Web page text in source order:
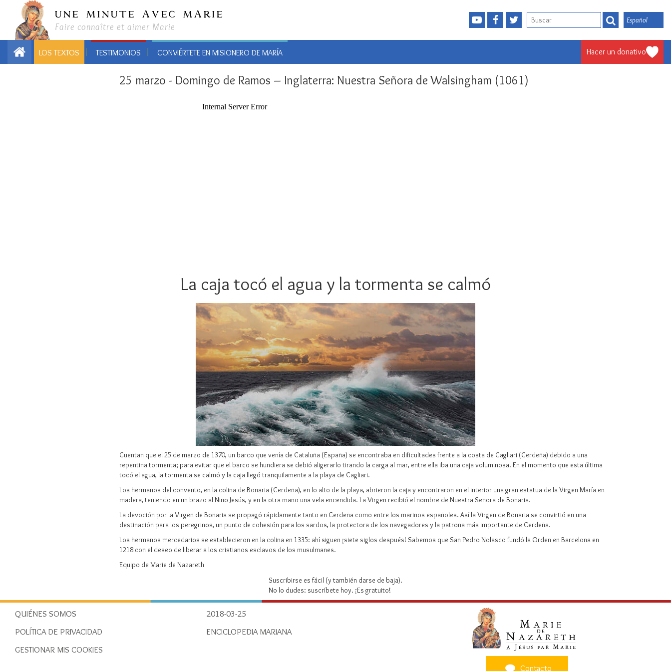
UNE MINUTE AVEC MARIE
Faire connaître et aimer Marie
Español
Hacer un donativo
LOS TEXTOS TESTIMONIOS CONVIÉRTETE EN MISIONERO DE MARÍA
25 marzo - Domingo de Ramos – Inglaterra: Nuestra Señora de Walsingham (1061)
La caja tocó el agua y la tormenta se calmó
Cuentan que el 25 de marzo de 1370, un barco que venía de Cataluña (España) se encontraba en dificultades frente a la costa de Cagliari (Cerdeña) debido a una
repentina tormenta; para evitar que el barco se hundiera se debió aligerarlo tirando la carga al mar, entre ella iba una caja voluminosa. En el momento que esta última
tocó el agua, la tormenta se calmó y la caja llegó tranquilamente a la playa de Cagliari.
Los hermanos del convento, en la colina de Bonaria (Cerdeña), en lo alto de la playa, abrieron la caja y encontraron en el interior una gran estatua de la Virgen María en
madera, teniendo en un brazo al Niño Jesús, y en la otra mano una vela encendida. La Virgen recibió el nombre de Nuestra Señora de Bonaria.
La devoción por la Virgen de Bonaria se propagó rápidamente tanto en Cerdeña como entre los marinos españoles. Así la Virgen de Bonaria se convirtió en una
destinación para los peregrinos, un punto de cohesión para los sardos, la protectora de los navegadores y la patrona más importante de Cerdeña.
Los hermanos mercedarios se establecieron en la colina en 1335: ahí siguen ¡siete siglos después! Sabemos que San Pedro Nolasco fundó la Orden en Barcelona en
1218 con el deseo de liberar a los cristianos esclavos de los musulmanes.
Equipo de Marie de Nazareth
Suscribirse es fácil (y también darse de baja).
No lo dudes: suscríbete hoy. ¡Es gratuito!
QUIÉNES SOMOS
POLÍTICA DE PRIVACIDAD
GESTIONAR MIS COOKIES
2018-03-25
ENCICLOPEDIA MARIANA
Contacto